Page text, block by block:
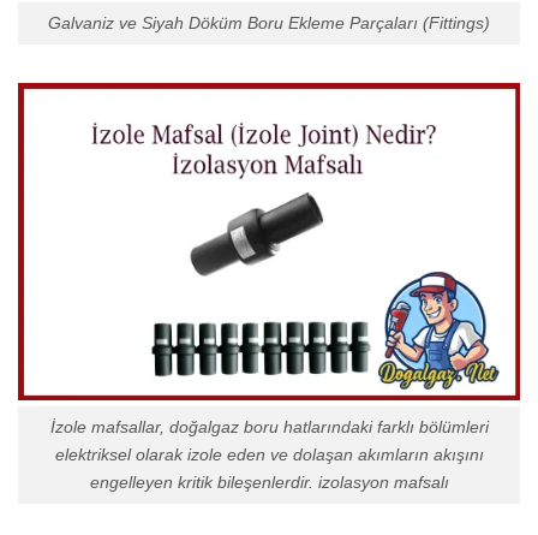
Galvaniz ve Siyah Döküm Boru Ekleme Parçaları (Fittings)
İzole mafsallar, doğalgaz boru hatlarındaki farklı bölümleri
elektriksel olarak izole eden ve dolaşan akımların akışını
engelleyen kritik bileşenlerdir. izolasyon mafsalı